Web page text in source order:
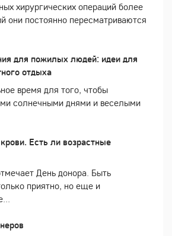
хирургических операций более
они постоянно пересматриваются
для пожилых людей: идеи для
отдыха
время для того, чтобы
солнечными днями и веселыми
Есть ли возрастные
День донора. Быть
приятно, но еще и